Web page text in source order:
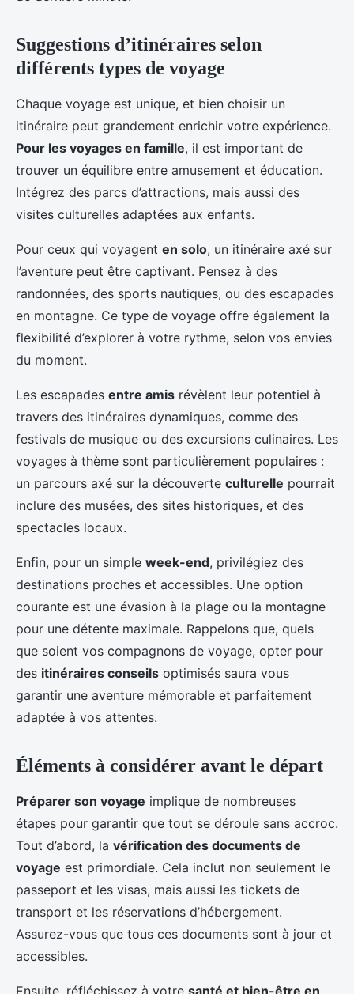
Suggestions d’itinéraires selon
différents types de voyage
Chaque voyage est unique, et bien choisir un
itinéraire peut grandement enrichir votre expérience.
Pour les voyages en famille, il est important de
trouver un équilibre entre amusement et éducation.
Intégrez des parcs d’attractions, mais aussi des
visites culturelles adaptées aux enfants.
Pour ceux qui voyagent en solo, un itinéraire axé sur
l’aventure peut être captivant. Pensez à des
randonnées, des sports nautiques, ou des escapades
en montagne. Ce type de voyage offre également la
flexibilité d’explorer à votre rythme, selon vos envies
du moment.
Les escapades entre amis révèlent leur potentiel à
travers des itinéraires dynamiques, comme des
festivals de musique ou des excursions culinaires. Les
voyages à thème sont particulièrement populaires :
un parcours axé sur la découverte culturelle pourrait
inclure des musées, des sites historiques, et des
spectacles locaux.
Enfin, pour un simple week-end, privilégiez des
destinations proches et accessibles. Une option
courante est une évasion à la plage ou la montagne
pour une détente maximale. Rappelons que, quels
que soient vos compagnons de voyage, opter pour
des itinéraires conseils optimisés saura vous
garantir une aventure mémorable et parfaitement
adaptée à vos attentes.
Éléments à considérer avant le départ
Préparer son voyage implique de nombreuses
étapes pour garantir que tout se déroule sans accroc.
Tout d’abord, la vérification des documents de
voyage est primordiale. Cela inclut non seulement le
passeport et les visas, mais aussi les tickets de
transport et les réservations d’hébergement.
Assurez-vous que tous ces documents sont à jour et
accessibles.
Ensuite, réfléchissez à votre santé et bien-être en